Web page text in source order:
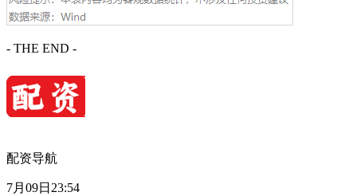
- THE END -
配资导航
7月09日23:54